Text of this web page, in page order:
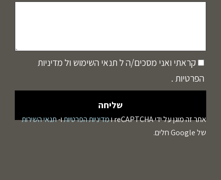
קראתי ואני מסכים/ה ל תנאי השימוש ול מדיניות
הפרטיות .
אתר זה מוגן על ידי reCAPTCHA ו מדיניות הפרטיותו-תנאי השירות
של Google חלים.